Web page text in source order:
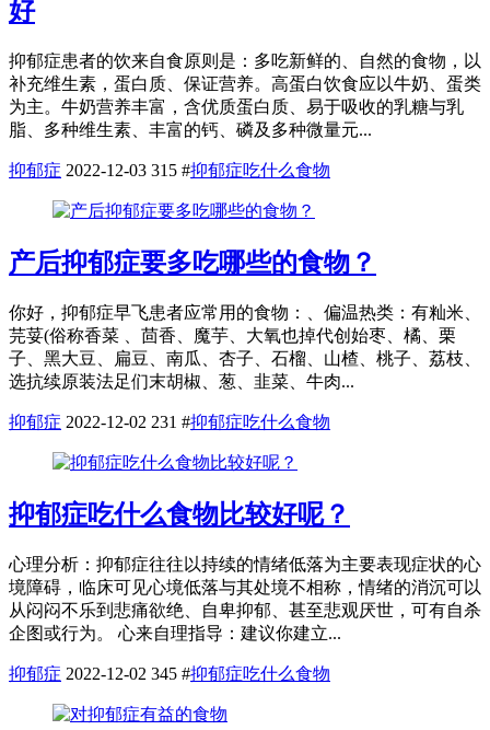
好
抑郁症患者的饮来自食原则是：多吃新鲜的、自然的食物，以
补充维生素，蛋白质、保证营养。高蛋白饮食应以牛奶、蛋类
为主。牛奶营养丰富，含优质蛋白质、易于吸收的乳糖与乳
脂、多种维生素、丰富的钙、磷及多种微量元...
抑郁症 2022-12-03 315 #抑郁症吃什么食物
产后抑郁症要多吃哪些的食物？
你好，抑郁症早飞患者应常用的食物：、偏温热类：有籼米、
芫荽(俗称香菜 、茴香、魔芋、大氧也掉代创始枣、橘、栗
子、黑大豆、扁豆、南瓜、杏子、石榴、山楂、桃子、荔枝、
选抗续原装法足们末胡椒、葱、韭菜、牛肉...
抑郁症 2022-12-02 231 #抑郁症吃什么食物
抑郁症吃什么食物比较好呢？
心理分析：抑郁症往往以持续的情绪低落为主要表现症状的心
境障碍，临床可见心境低落与其处境不相称，情绪的消沉可以
从闷闷不乐到悲痛欲绝、自卑抑郁、甚至悲观厌世，可有自杀
企图或行为。 心来自理指导：建议你建立...
抑郁症 2022-12-02 345 #抑郁症吃什么食物